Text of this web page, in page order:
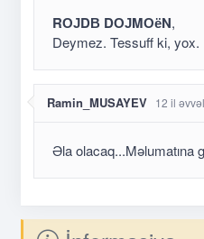
RОЈDВ DОЈMОёN,
Deymez. Tessuff ki, yox.
Ramin_MUSAYEV 12 il əvvəl
Əla olacaq...Məlumatına